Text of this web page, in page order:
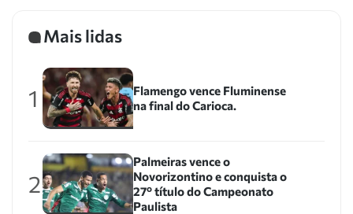
Mais lidas
1
Flamengo vence Fluminense
na final do Carioca.
2
Palmeiras vence o
Novorizontino e conquista o
27º título do Campeonato
Paulista